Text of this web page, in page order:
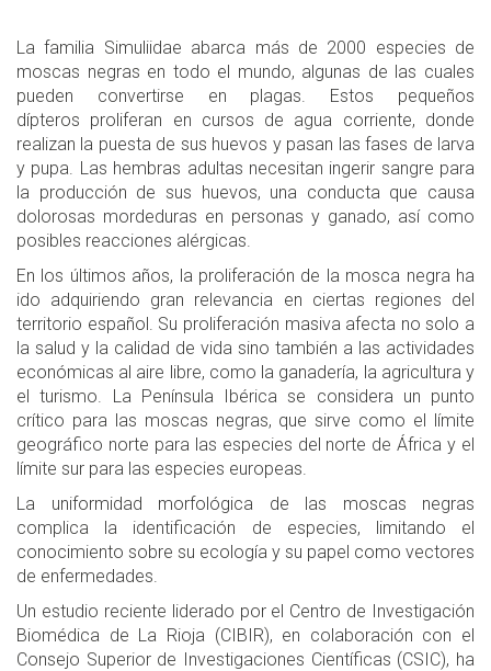
La familia Simuliidae abarca más de 2000 especies de
moscas negras en todo el mundo, algunas de las cuales
pueden convertirse en plagas. Estos pequeños
dípteros proliferan en cursos de agua corriente, donde
realizan la puesta de sus huevos y pasan las fases de larva
y pupa. Las hembras adultas necesitan ingerir sangre para
la producción de sus huevos, una conducta que causa
dolorosas mordeduras en personas y ganado, así como
posibles reacciones alérgicas.
En los últimos años, la proliferación de la mosca negra ha
ido adquiriendo gran relevancia en ciertas regiones del
territorio español. Su proliferación masiva afecta no solo a
la salud y la calidad de vida sino también a las actividades
económicas al aire libre, como la ganadería, la agricultura y
el turismo. La Península Ibérica se considera un punto
crítico para las moscas negras, que sirve como el límite
geográfico norte para las especies del norte de África y el
límite sur para las especies europeas.
La uniformidad morfológica de las moscas negras
complica la identificación de especies, limitando el
conocimiento sobre su ecología y su papel como vectores
de enfermedades.
Un estudio reciente liderado por el Centro de Investigación
Biomédica de La Rioja (CIBIR), en colaboración con el
Consejo Superior de Investigaciones Científicas (CSIC), ha